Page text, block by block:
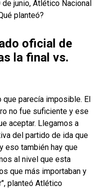
junio, Atlético Nacional
planteó?
oficial de
la final vs.
parecía imposible. El
no fue suficiente y ese
aceptar. Llegamos a
del partido de ida que
eso también hay que
al nivel que esta
que más importaban y
planteó Atlético